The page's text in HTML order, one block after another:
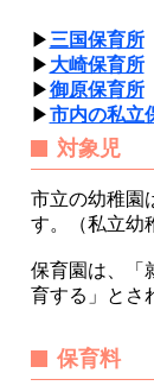
▶ 三国保育所
▶ 大崎保育所
▶御原保育所
▶市内の私立
対象児
市立の幼稚園
す。（私立幼
保育園は、「
育する」とさ
保育料